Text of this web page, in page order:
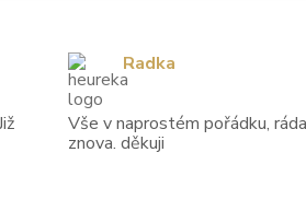
Vše v naprostém pořádku,
znova. děkuji
Radka